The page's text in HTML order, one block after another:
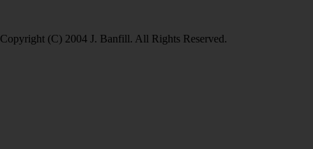
Copyright (C) 2004 J. Banfill. All Rights Reserved.